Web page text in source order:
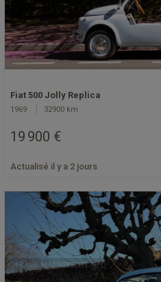
Fiat 500 Jolly Replica
1969 32900 km
19 900 €
Actualisé il y a 2 jours